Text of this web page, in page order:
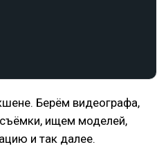
Берём видеографа,
ищем моделей,
и так далее.